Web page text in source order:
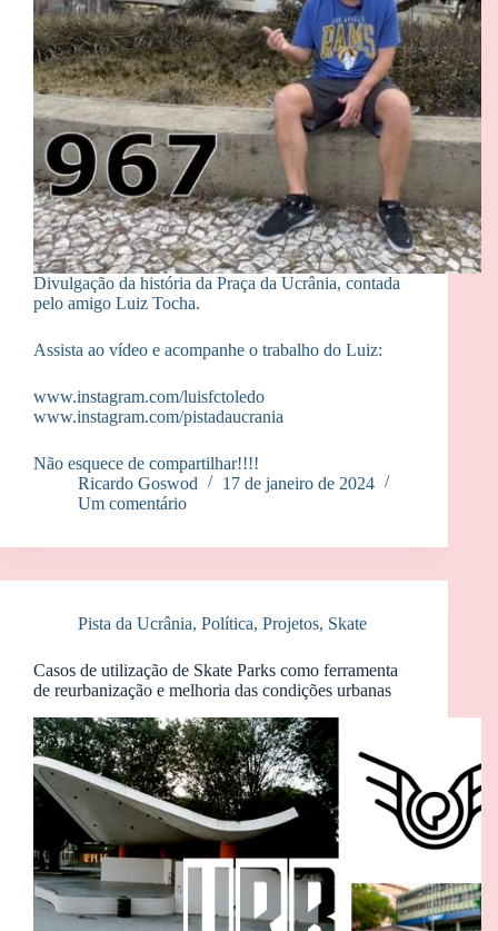
Divulgação da história da Praça da Ucrânia, contada
pelo amigo Luiz Tocha.
Assista ao vídeo e acompanhe o trabalho do Luiz:
www.instagram.com/luisfctoledo
www.instagram.com/pistadaucrania
Não esquece de compartilhar!!!!
Ricardo Goswod
17 de janeiro de 2024
Um comentário
Pista da Ucrânia, Política, Projetos, Skate
Casos de utilização de Skate Parks como ferramenta
de reurbanização e melhoria das condições urbanas